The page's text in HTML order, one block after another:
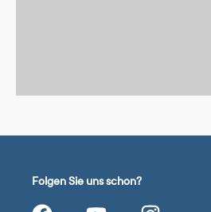
Folgen Sie uns schon?